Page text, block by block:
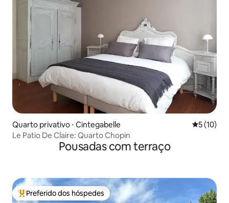
Quarto privativo ⋅ Cintegabelle 5 de uma
5 (10)
Le Patio De Claire: Quarto Chopin
Pousadas com terraço
Entre os melhores preferidos dos hóspedes
Preferido dos hóspedes